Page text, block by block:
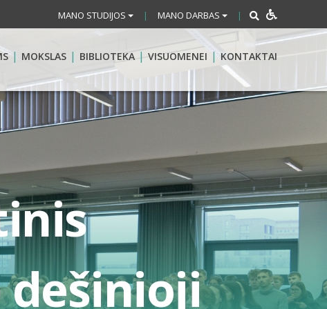
MANO STUDIJOS | MANO DARBAS |
MOKSLAS BIBLIOTEKA VISUOMENEI KONTAKTAI
dešinioji